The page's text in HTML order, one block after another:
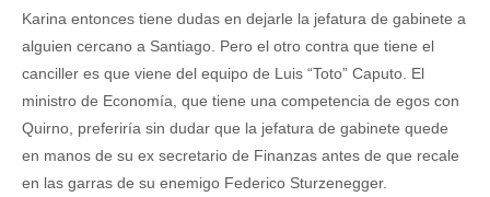
Karina entonces tiene dudas en dejarle la jefatura de gabinete a
alguien cercano a Santiago. Pero el otro contra que tiene el
canciller es que viene del equipo de Luis “Toto” Caputo. El
ministro de Economía, que tiene una competencia de egos con
Quirno, preferiría sin dudar que la jefatura de gabinete quede
en manos de su ex secretario de Finanzas antes de que recale
en las garras de su enemigo Federico Sturzenegger.